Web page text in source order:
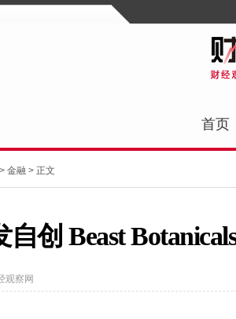
首页
> 金融 > 正文
创 Beast
观察网